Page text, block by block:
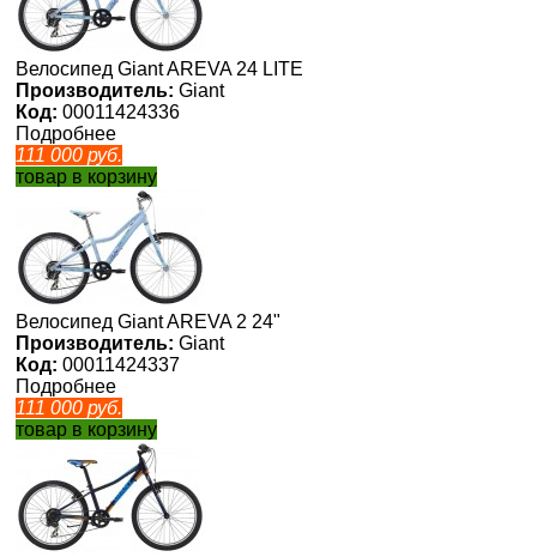
Велосипед Giant AREVA 24 LITE
Производитель: Giant
Код: 00011424336
Подробнее
111 000 руб.
товар в корзину
Велосипед Giant AREVA 2 24"
Производитель: Giant
Код: 00011424337
Подробнее
111 000 руб.
товар в корзину